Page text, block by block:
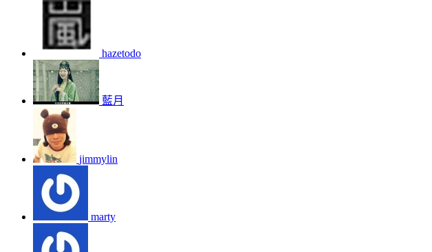
hazetodo
藍月
jimmylin
marty